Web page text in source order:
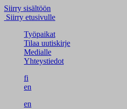
Siirry sisältöön
Siirry etusivulle
Työpaikat
Tilaa uutiskirje
Medialle
Yhteystiedot
fi
en
en